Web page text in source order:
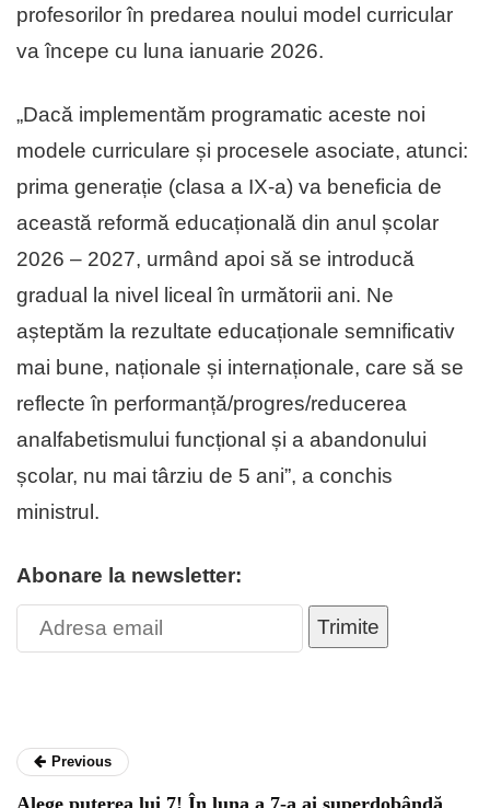
profesorilor în predarea noului model curricular
va începe cu luna ianuarie 2026.
„Dacă implementăm programatic aceste noi
modele curriculare și procesele asociate, atunci:
prima generație (clasa a IX-a) va beneficia de
această reformă educațională din anul școlar
2026 – 2027, urmând apoi să se introducă
gradual la nivel liceal în următorii ani. Ne
așteptăm la rezultate educaționale semnificativ
mai bune, naționale și internaționale, care să se
reflecte în performanță/progres/reducerea
analfabetismului funcțional și a abandonului
școlar, nu mai târziu de 5 ani”, a conchis
ministrul.
Abonare la newsletter:
Trimite
Previous
Alege puterea lui 7! În luna a 7-a ai superdobândă